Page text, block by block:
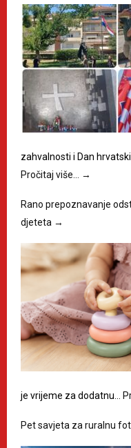
zahvalnosti i Dan
Pročitaj više… →
Rano prepoznavanje
djeteta →
je vrijeme za dodatnu…
Pet savjeta za ruralnu